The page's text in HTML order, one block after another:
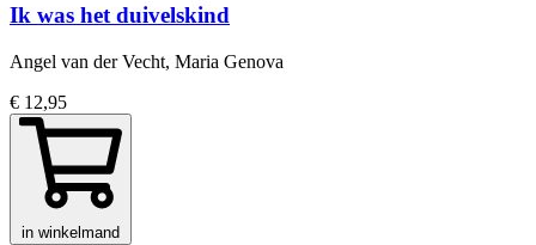
Ik was het duivelskind
Angel van der Vecht, Maria Genova
€ 12,95
in winkelmand